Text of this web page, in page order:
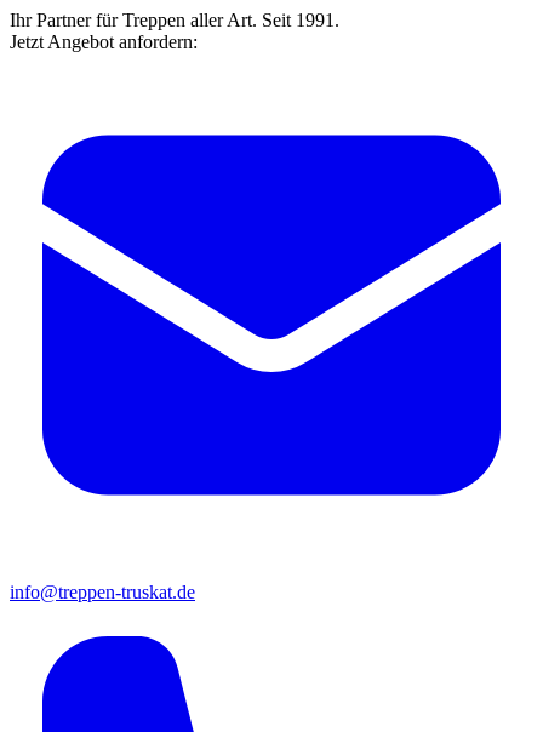
Ihr Partner für Treppen aller Art. Seit 1991.
Jetzt Angebot anfordern:
info@treppen-truskat.de